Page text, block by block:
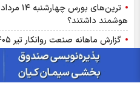
هوشمند داشتند؟
رکورد تاریخی
صندوق نقره بورس کالا